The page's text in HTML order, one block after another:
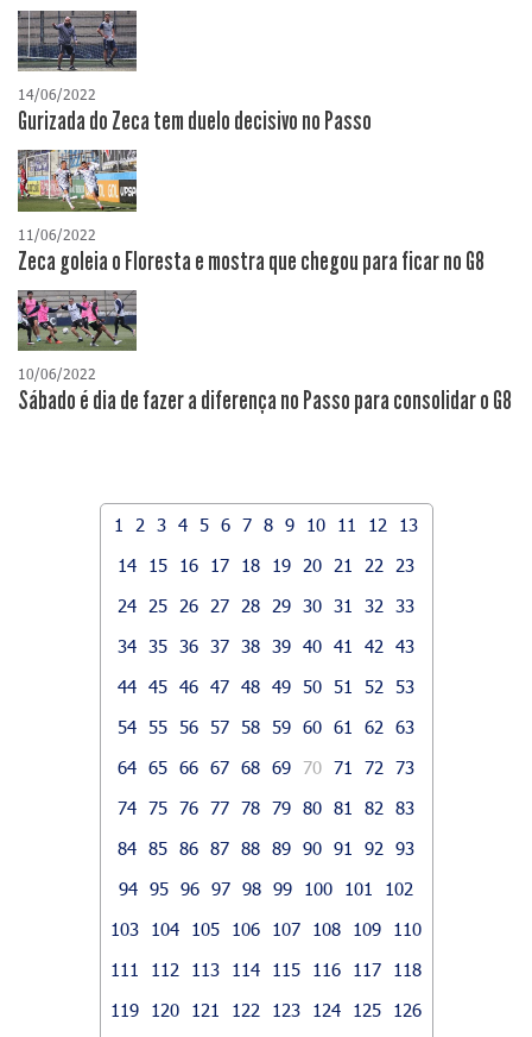
14/06/2022
Gurizada do Zeca tem duelo decisivo no Passo
11/06/2022
Zeca goleia o Floresta e mostra que chegou para ficar no G8
10/06/2022
Sábado é dia de fazer a diferença no Passo para consolidar o G8
1 2 3 4 5 6 7 8 9 10 11 12
13
14
15 16 17 18 19 20 21 22
23
24
25 26 27 28 29 30 31 32
33
34 35 36 37 38 39 40 41 42
43
44 45 46 47 48 49 50 51 52
53
54 55 56 57 58 59 60 61 62
63
64 65 66 67 68 69 70 71 72
73
74 75 76 77 78 79 80 81 82
83
84 85 86 87 88 89 90 91 92
93
94 95 96 97 98 99 100 101
102
103
104 105 106 107 108 109
110
111
112 113 114 115 116 117
118
119
120 121 122 123 124 125
126